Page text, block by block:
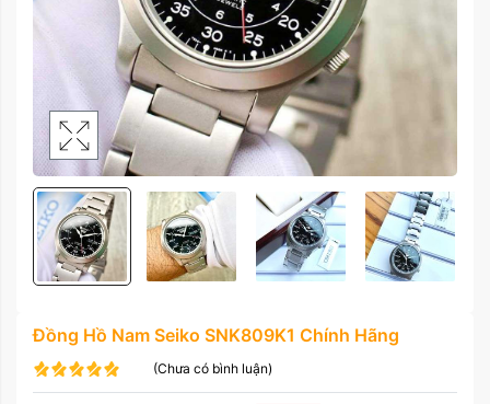
Đồng Hồ Nam Seiko SNK809K1 Chính Hãng
(Chưa có bình luận)